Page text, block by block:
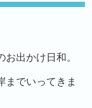
出かけ日和。
までいってきま